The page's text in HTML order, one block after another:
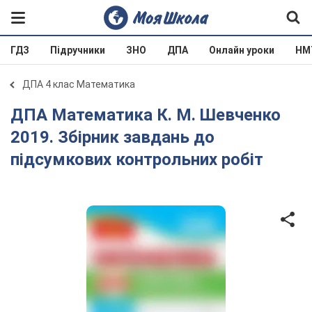
ГДЗ Підручники ЗНО ДПА Онлайн уроки
ДПА 4 клас Математика
ДПА Математика К. М. Шевченко
2019. Збірник завдань до
підсумкових контрольних робіт